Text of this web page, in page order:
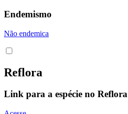
Endemismo
Não endemica
Reflora
Link para a espécie no Reflora